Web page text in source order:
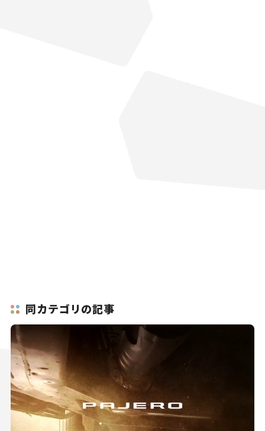
同カテゴリの記事